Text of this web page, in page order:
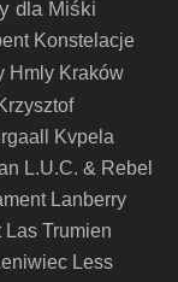
dla Miśki
Konstelacje
Hmly Kraków
Kvpela
L.U.C. & Rebel
Lanberry
Las Trumien
Less